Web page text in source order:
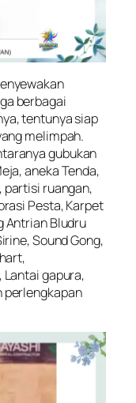
berbagai
tentunya siap
melimpah.
gubukan
aneka Tenda,
partisi ruangan,
Pesta, Karpet
Antrian Bludru
Sound Gong,
Lantai gapura,
perlengkapan